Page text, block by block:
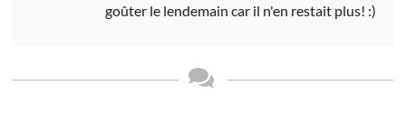
goûter le lendemain car il n'en restait plus! :)